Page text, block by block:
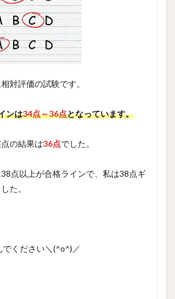
対評価の試験です。
ンは34点～36点となっています。
の結果は36点でした。
点以上が合格ラインで、私は38点ギ
た。
ください＼(^o^)／